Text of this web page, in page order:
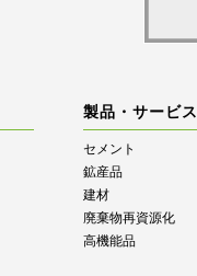
製品・サービス
セメント
鉱産品
建材
廃棄物再資源化
高機能品